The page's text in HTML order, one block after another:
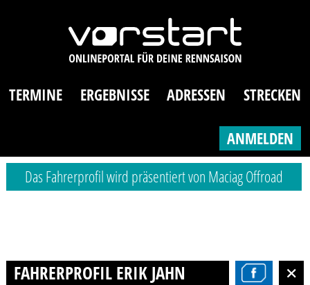
TERMINE ERGEBNISSE ADRESSEN STRECKEN
ANMELDEN
Das Fahrerprofil wird präsentiert von Maciag Offroad
FAHRERPROFIL ERIK JAHN